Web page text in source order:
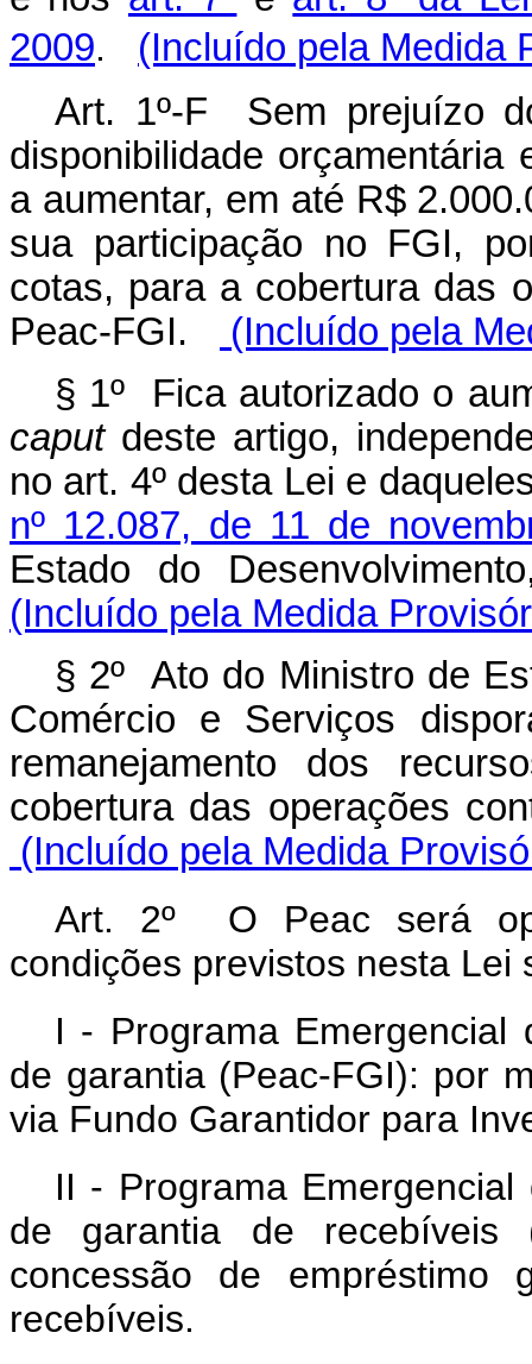
2009.
(Incluído pela Medida
Art. 1º-F Sem prejuízo
disponibilidade
a aumentar, em até R$
sua participação no FGI,
cotas, para a cobertura das
Peac-FGI.
(Incluído pela
§ 1º Fica autorizado o
caputdeste artigo,
no art. 4º desta Lei e
nº 12.087, de 11 de
Estado do
(Incluído pela Medida
§ 2º Ato do Ministro de
Comércio e Serviços
remanejamento dos
cobertura das operações
(Incluído pela Medida
Art. 2º O Peac será
condições previstos nesta
I - Programa Emergencial
de garantia (Peac-FGI): por
via Fundo Garantidor para
II - Programa
de garantia de recebíveis
concessão de empréstimo
recebíveis.